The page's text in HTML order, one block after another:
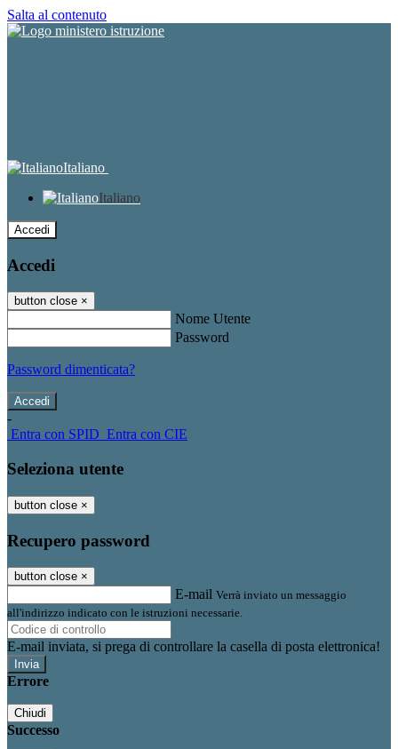
Salta al contenuto
Italiano
Italiano
Accedi
Accedi
button close ×
Nome Utente
Password
Password dimenticata?
-
Entra con SPID Entra con CIE
Seleziona utente
button close ×
Recupero password
button close ×
E-mail Verrà inviato un messaggio
all'indirizzo indicato con le istruzioni necessarie.
E-mail inviata, si prega di controllare la casella di posta elettronica!
Errore
Chiudi
Successo